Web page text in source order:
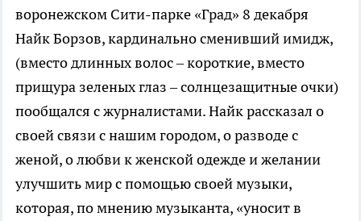
воронежском Сити-парке «Град» 8 декабря
Найк Борзов, кардинально сменивший имидж,
(вместо длинных волос – короткие, вместо
прищура зеленых глаз – солнцезащитные очки)
пообщался с журналистами. Найк рассказал о
своей связи с нашим городом, о разводе с
женой, о любви к женской одежде и желании
улучшить мир с помощью своей музыки,
которая, по мнению музыканта, «уносит в